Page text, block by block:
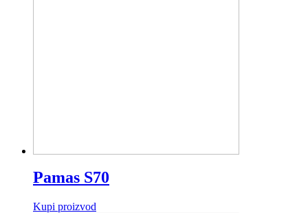
Pamas S70
Kupi proizvod